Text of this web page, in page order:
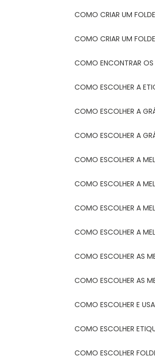
COMO CRIAR UM
COMO CRIAR UM
COMO ENCONTRAR
COMO ESCOLHER A
COMO ESCOLHER A
COMO ESCOLHER A
COMO ESCOLHER A
COMO ESCOLHER A
COMO ESCOLHER A
COMO ESCOLHER A
COMO ESCOLHER AS
COMO ESCOLHER AS
COMO ESCOLHER E
COMO ESCOLHER
COMO ESCOLHER